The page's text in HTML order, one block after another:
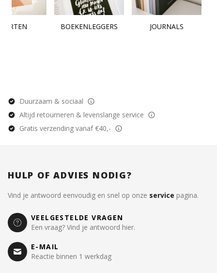
BOEKENLEGGERS JOURNALS
Duurzaam & sociaal
Altijd retourneren & levenslange service
Gratis verzending vanaf €40,-
HULP OF ADVIES NODIG?
Vind je antwoord eenvoudig en snel op onze service pagina.
VEELGESTELDE VRAGEN
Een vraag? Vind je antwoord hier.
E-MAIL
Reactie binnen 1 werkdag